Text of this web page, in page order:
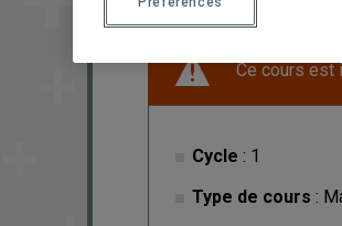
Ce cours est
Cycle : 1
Type de cours :